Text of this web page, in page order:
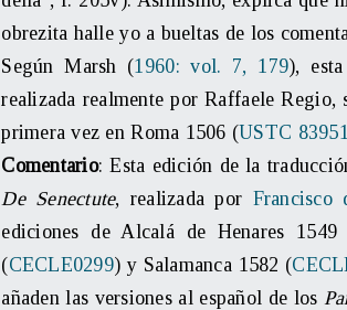
obrezita halle yo a bueltas de los
Según Marsh (1960: vol. 7, 179),
realizada realmente por Raffaele
primera vez en Roma 1506 (USTC
Comentario: Esta edición de la
De Senectute, realizada por Francisco
ediciones de Alcalá de Henares 1549
(CECLE0299) y Salamanca 1582 (
añaden las versiones al español de los